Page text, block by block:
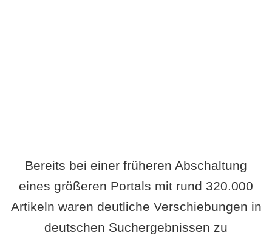
Bereits bei einer früheren Abschaltung
eines größeren Portals mit rund 320.000
Artikeln waren deutliche Verschiebungen in
deutschen Suchergebnissen zu